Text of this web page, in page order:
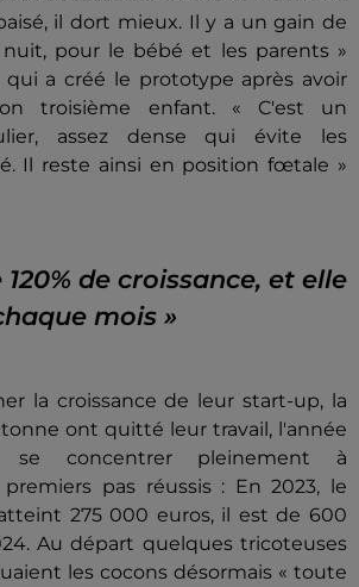
il dort mieux. Il y a un gain de
pour le bébé et les parents »
qui a créé le prototype après avoir
troisième enfant. « C'est un
assez dense qui évite les
Il reste ainsi en position fœtale »
de croissance, et elle
mois »
la croissance de leur start-up, la
ont quitté leur travail, l'année
se concentrer pleinement à
pas réussis : En 2023, le
275 000 euros, il est de 600
Au départ quelques tricoteuses
les cocons désormais « toute